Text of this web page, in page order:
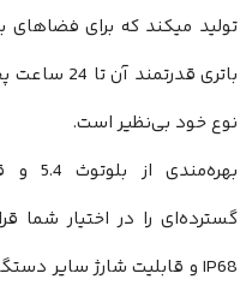
تولید میکند که برای فضاهای
باتری
نوع خود بی‌نظیر است.
گسترده‌ای را در اختیار شما